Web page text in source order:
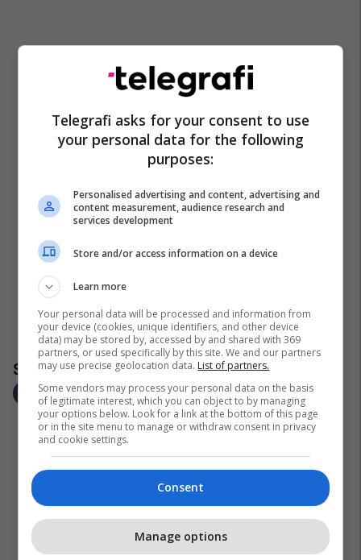
Telegrafi asks for your consent to use
your personal data for the following
purposes:
Personalised advertising and content, advertising and
content measurement, audience research and
services development
Store and/or access information on a device
Learn more
Your personal data will be processed and information from
your device (cookies, unique identifiers, and other device
data) may be stored by, accessed by and shared with 369
partners, or used specifically by this site. We and our partners
may use precise geolocation data. List of partners.
Some vendors may process your personal data on the basis
of legitimate interest, which you can object to by managing
your options below. Look for a link at the bottom of this page
or in the site menu to manage or withdraw consent in privacy
and cookie settings.
Consent
Manage options